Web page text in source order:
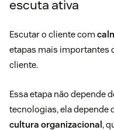
escuta ativa
Escutar o cliente com
etapas mais importantes
cliente.
Essa etapa não depende
tecnologias, ela depende
cultura organizacional ,